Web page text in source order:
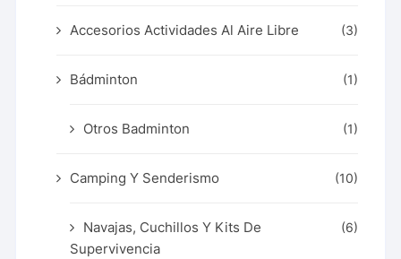
Accesorios Actividades Al Aire Libre (3)
Bádminton (1)
Otros Badminton (1)
Camping Y Senderismo (10)
Navajas, Cuchillos Y Kits De
Supervivencia
(6)